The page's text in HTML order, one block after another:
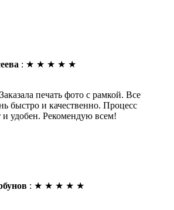
: ★ ★ ★ ★ ★
печать фото с рамкой. Все
быстро и качественно. Процесс
и удобен. Рекомендую всем!
: ★ ★ ★ ★ ★